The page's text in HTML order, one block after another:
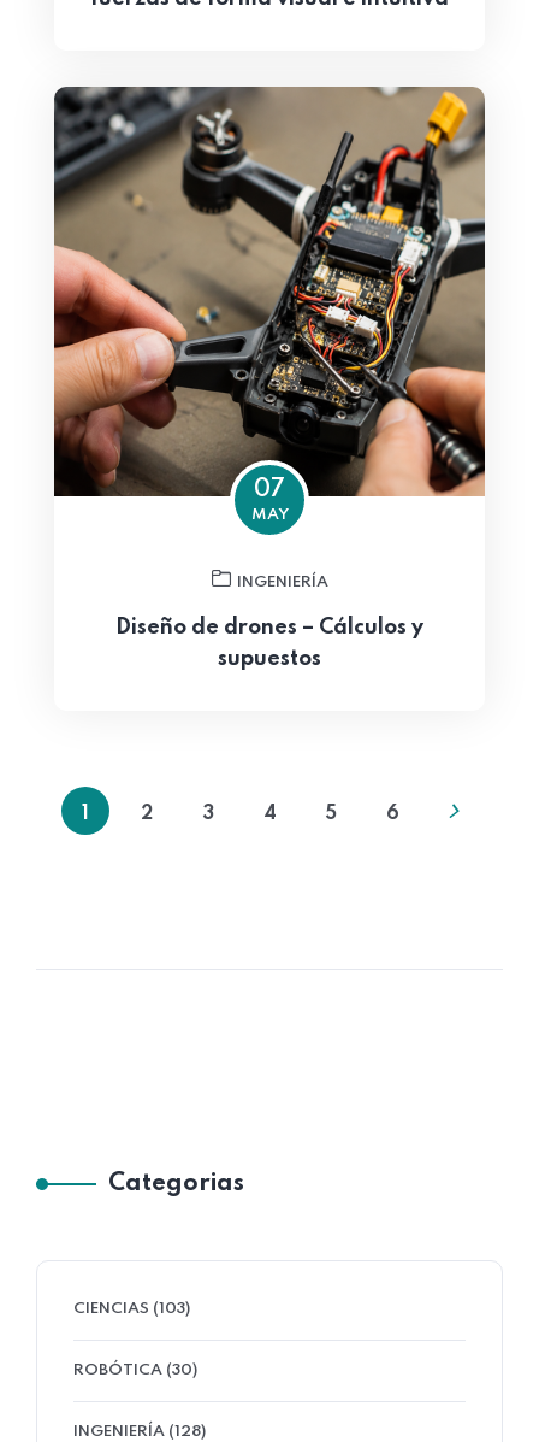
07
MAY
INGENIERÍA
Diseño de drones – Cálculos y
supuestos
1 2 3 4 5 6
Categorias
CIENCIAS (103)
ROBÓTICA (30)
INGENIERÍA (128)